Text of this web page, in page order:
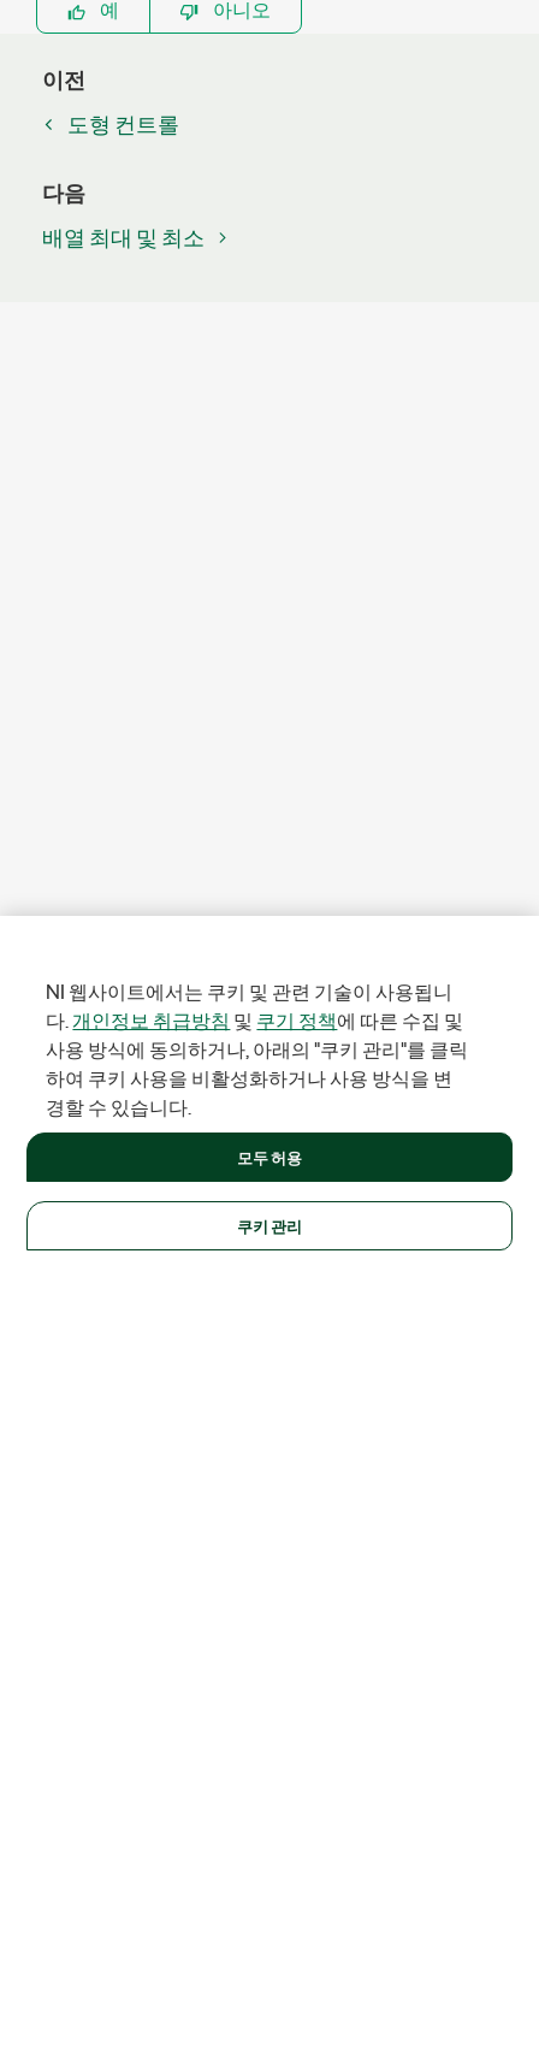
예
아니오
이전
도형 컨트롤
다음
배열 최대 및 최소
NI 웹사이트에서는 쿠키 및 관련 기술이 사용됩니
다.개인정보 취급방침 및 쿠기 정책에 따른 수집 및
사용 방식에 동의하거나, 아래의 "쿠키 관리"를 클릭
하여 쿠키 사용을 비활성화하거나 사용 방식을 변
경할 수 있습니다.
쿠키 관리
모두 허용